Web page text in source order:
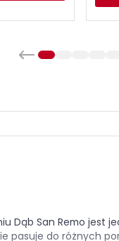
Dąb San Remo jest
pasuje do różnych